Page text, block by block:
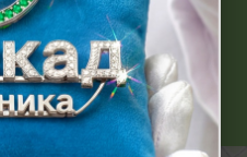
требованиями Закона
N 99-З "О защите